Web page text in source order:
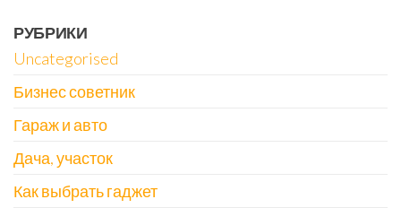
РУБРИКИ
Uncategorised
Бизнес советник
Гараж и авто
Дача, участок
Как выбрать гаджет